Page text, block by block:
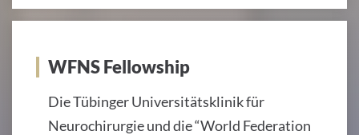
WFNS Fellowship
Die Tübinger Universitätsklinik für
Neurochirurgie und die “World Federation